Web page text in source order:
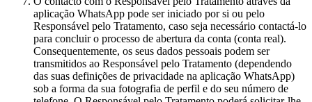
aplicação WhatsApp pode ser iniciado por si ou pelo
Responsável pelo Tratamento, caso seja necessário contactá-lo
para concluir o processo de abertura da conta (conta real).
Consequentemente, os seus dados pessoais podem ser
transmitidos ao Responsável pelo Tratamento (dependendo
das suas definições de privacidade na aplicação WhatsApp)
sob a forma da sua fotografia de perfil e do seu número de